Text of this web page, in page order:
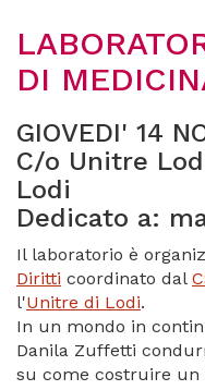
DI
GIOVEDI' 14
C/o Unitre
Lodi
Dedicato a:
Il laboratorio è
Diritti coordinato dal
l'Unitre di Lodi.
In un mondo in
Danila Zuffetti
su come costruire un